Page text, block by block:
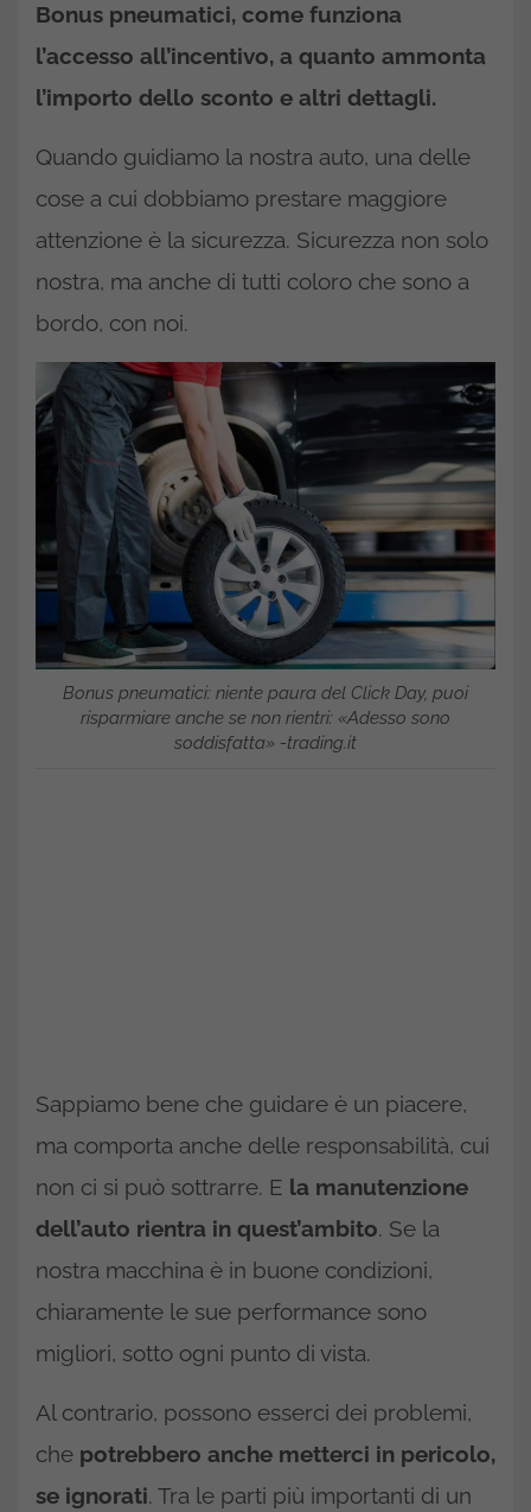
Bonus pneumatici, come funziona
l’accesso all’incentivo, a quanto ammonta
l’importo dello sconto e altri dettagli.
Quando guidiamo la nostra auto, una delle
cose a cui dobbiamo prestare maggiore
attenzione è la sicurezza. Sicurezza non solo
nostra, ma anche di tutti coloro che sono a
bordo, con noi.
Bonus pneumatici: niente paura del Click Day, puoi
risparmiare anche se non rientri: «Adesso sono
soddisfatta» -trading.it
Sappiamo bene che guidare è un piacere,
ma comporta anche delle responsabilità, cui
non ci si può sottrarre. E la manutenzione
dell’auto rientra in quest’ambito. Se la
nostra macchina è in buone condizioni,
chiaramente le sue performance sono
migliori, sotto ogni punto di vista.
Al contrario, possono esserci dei problemi,
che potrebbero anche metterci in pericolo,
se ignorati. Tra le parti più importanti di un